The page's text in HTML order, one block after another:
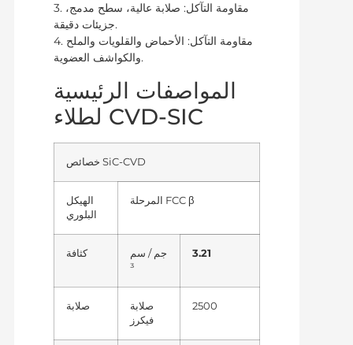
3. مقاومة التآكل: صلابة عالية، سطح مدمج،
جزيئات دقيقة.
4. مقاومة التآكل: الأحماض والقلويات والملح
والكواشف العضوية.
المواصفات الرئيسية
لطلاء CVD-SIC
خصائص SiC-CVD
الهيكل
البلوري
المرحلة FCC β
كثافة
جم / سم
³
3.21
صلابة
صلابة
فيكرز
2500